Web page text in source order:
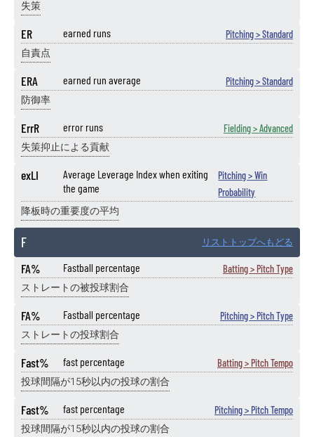
失策
ER earned runs Pitching > Standard
自責点
ERA earned run average Pitching > Standard
防御率
ErrR error runs Fielding > Advanced
失策抑止による貢献
exLI
Average Leverage Index when exiting
the game
Pitching > Win
Probability
降板時の重要度の平均
F リストトップへもどる
FA% Fastball percentage Batting > Pitch Type
ストレートの被投球割合
FA% Fastball percentage Pitching > Pitch Type
ストレートの投球割合
Fast% fast percentage Batting > Pitch Tempo
投球間隔が15秒以内の投球の割合
Fast% fast percentage Pitching > Pitch Tempo
投球間隔が15秒以内の投球の割合